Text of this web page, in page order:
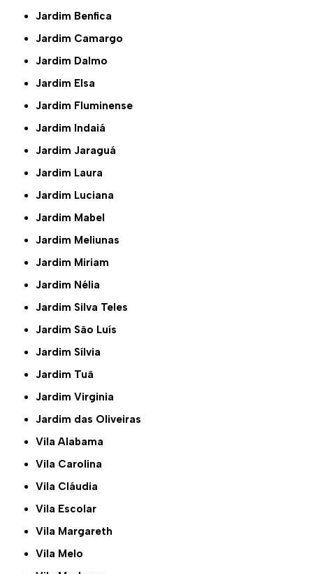
Jardim Benfica
Jardim Camargo
Jardim Dalmo
Jardim Elsa
Jardim Fluminense
Jardim Indaiá
Jardim Jaraguá
Jardim Laura
Jardim Luciana
Jardim Mabel
Jardim Meliunas
Jardim Miriam
Jardim Nélia
Jardim Silva Teles
Jardim São Luís
Jardim Sílvia
Jardim Tuã
Jardim Virginia
Jardim das Oliveiras
Vila Alabama
Vila Carolina
Vila Cláudia
Vila Escolar
Vila Margareth
Vila Melo